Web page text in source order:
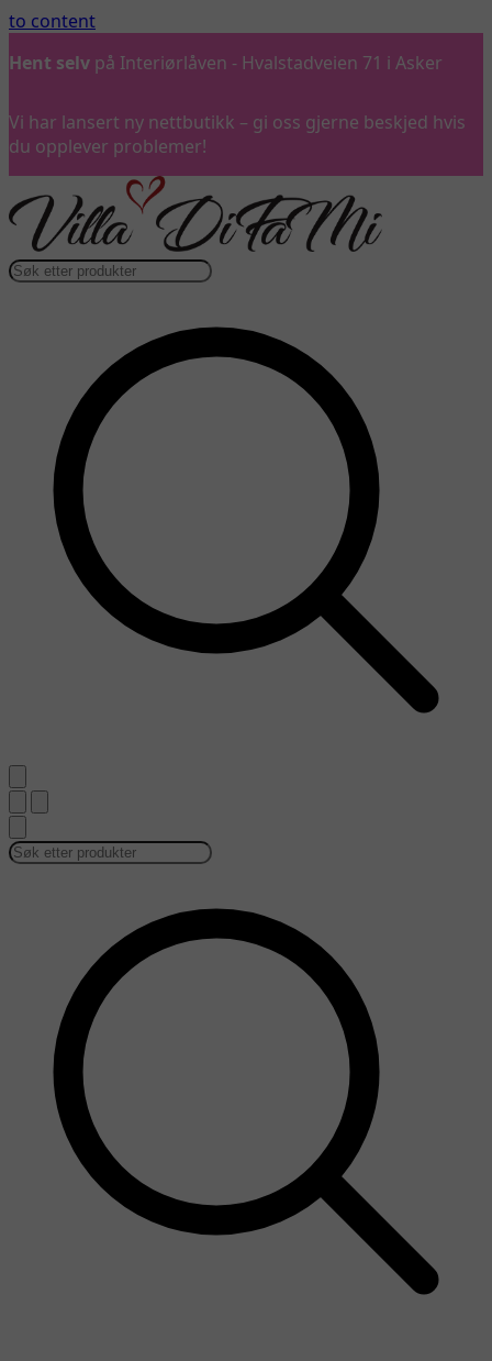
to content
Hent selv på Interiørlåven - Hvalstadveien 71 i Asker
Vi har lansert ny nettbutikk – gi oss gjerne beskjed hvis
du opplever problemer!